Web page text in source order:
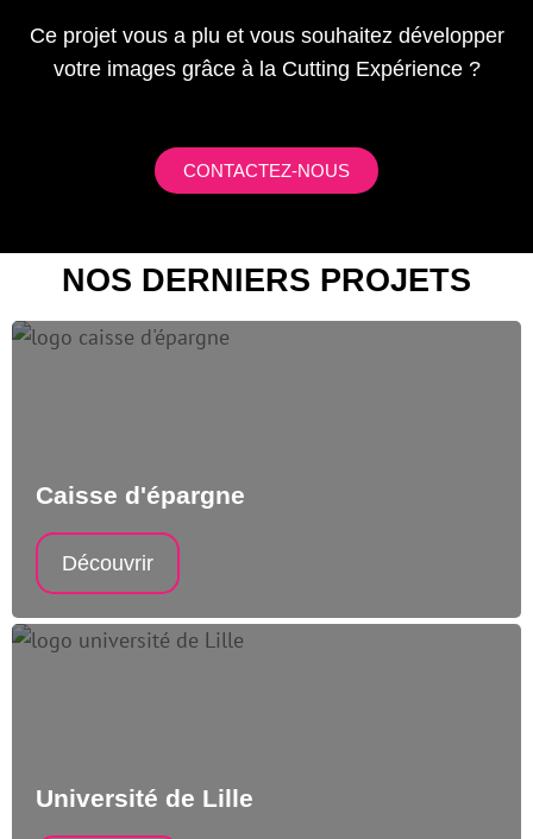
Ce projet vous a plu et vous souhaitez développer
votre images grâce à la Cutting Expérience ?
CONTACTEZ-NOUS
NOS DERNIERS PROJETS
Caisse d'épargne
Découvrir
Université de Lille